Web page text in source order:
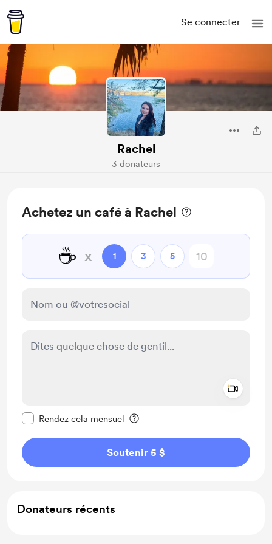
Se connecter
Rachel
3 donateurs
Achetez un café à Rachel
☕ x 1 3 5
Rendez cela mensuel
Soutenir 5 $
Donateurs récents